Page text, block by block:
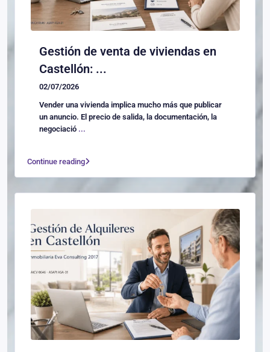
Gestión de venta de viviendas en
Castellón: ...
02/07/2026
Vender una vivienda implica mucho más que publicar
un anuncio. El precio de salida, la documentación, la
negociació ...
Continue reading